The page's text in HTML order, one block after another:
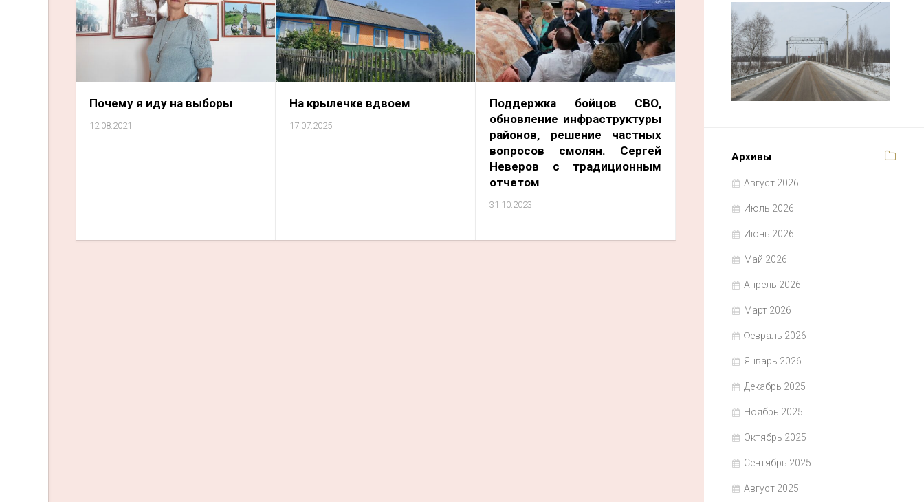
Почему я иду на выборы
12.08.2021
На крылечке вдвоем
17.07.2025
Поддержка бойцов СВО,
обновление инфраструктуры
районов, решение частных
вопросов смолян. Сергей
Неверов с традиционным
отчетом
31.10.2023
Архивы
Август 2026
Июль 2026
Июнь 2026
Май 2026
Апрель 2026
Март 2026
Февраль 2026
Январь 2026
Декабрь 2025
Ноябрь 2025
Октябрь 2025
Сентябрь 2025
Август 2025